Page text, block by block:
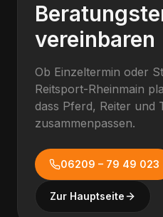
vereinbaren
Ob Einzeltermin oder
Reitsport-Rheinmain
dass Pferd, Reiter und
zusammenpassen.
06209 – 79 49 023
Zur Hauptseite